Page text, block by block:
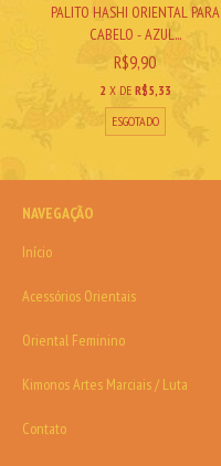
PALITO HASHI ORIENTAL PARA
CABELO - AZUL...
R$9,90
2 X DE R$5,33
ESGOTADO
NAVEGAÇÃO
Início
Acessórios Orientais
Oriental Feminino
Kimonos Artes Marciais / Luta
Contato